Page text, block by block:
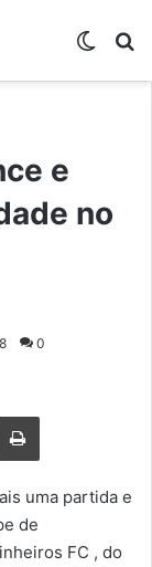
e
no
0
uma partida e
de
FC , do